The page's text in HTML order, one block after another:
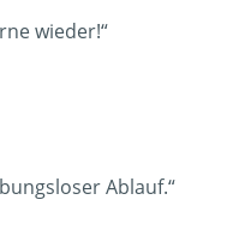
wieder!“
Ablauf.“